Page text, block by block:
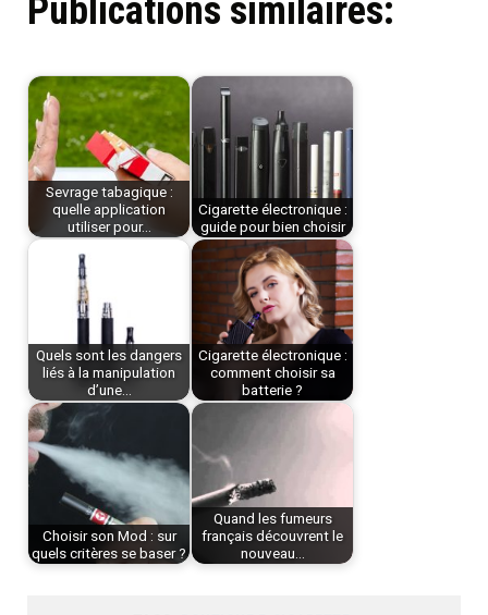
Publications similaires:
Sevrage tabagique :
quelle application
utiliser pour…
Cigarette électronique :
guide pour bien choisir
Quels sont les dangers
liés à la manipulation
d’une…
Cigarette électronique :
comment choisir sa
batterie ?
Choisir son Mod : sur
quels critères se baser ?
Quand les fumeurs
français découvrent le
nouveau…